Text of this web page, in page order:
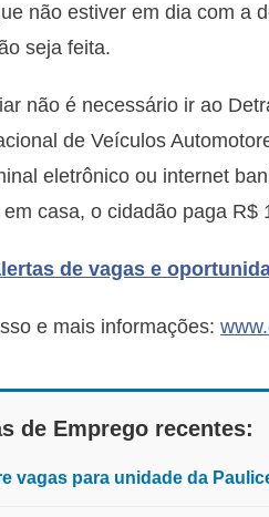
não estiver em dia com a
seja feita.
não é necessário ir ao
de Veículos
eletrônico ou internet
casa, o cidadão paga R$
de vagas e
e mais informações:
de Emprego recentes:
vagas para unidade da